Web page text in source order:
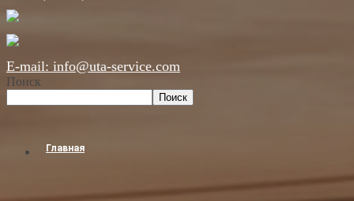
E-mail: info@uta-service.com
Поиск
Поиск
Главная